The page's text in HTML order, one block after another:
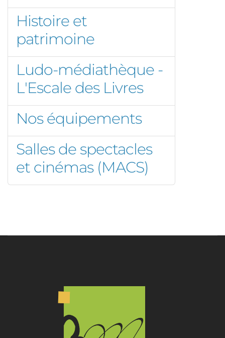
Histoire et
patrimoine
Ludo-médiathèque -
L'Escale des Livres
Nos équipements
Salles de spectacles
et cinémas (MACS)